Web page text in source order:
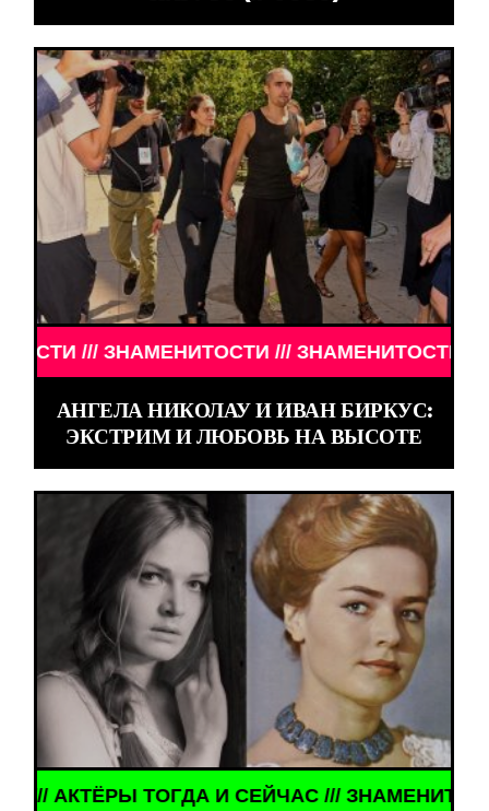
/// ЗНАМЕНИТОСТИ /// ЗНАМЕНИТОСТИ ///
АНГЕЛА НИКОЛАУ И ИВАН БИРКУС:
ЭКСТРИМ И ЛЮБОВЬ НА ВЫСОТЕ
ТОГДА И СЕЙЧАС /// ЗНАМЕНИТОСТИ ///